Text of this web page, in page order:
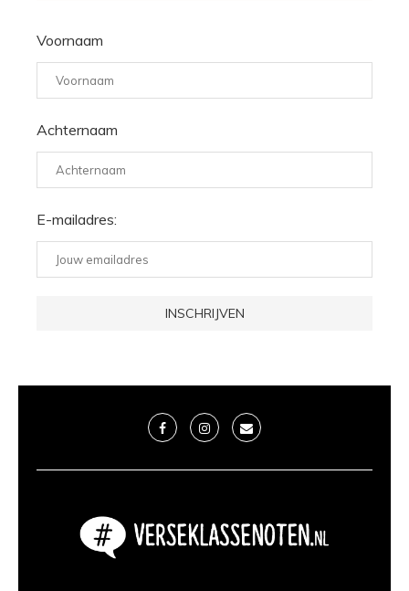
Voornaam
Achternaam
E-mailadres: